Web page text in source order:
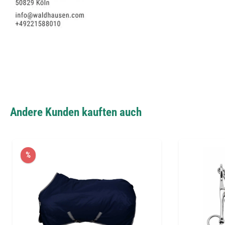
Andere Kunden kauften auch
%